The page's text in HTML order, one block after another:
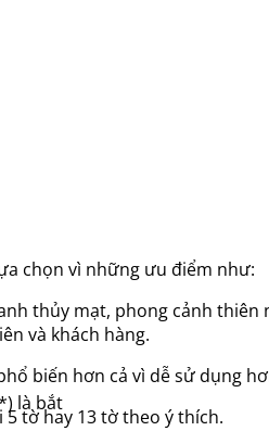
là bắt
chọn vì những ưu điểm như:
thủy mạt, phong cảnh thiên
và khách hàng.
biến hơn cả vì dễ sử dụng
tờ hay 13 tờ theo ý thích.